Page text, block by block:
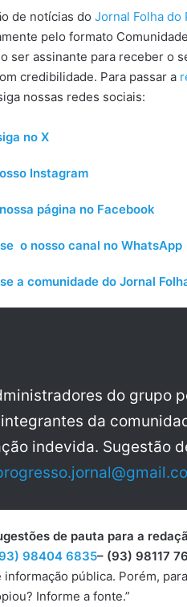
de notícias do Jornal Folha do
pelo formato
ser assinante para receber o
credibilidade. Para passar a
nossas redes sociais:
no X
Instagram
página no Facebook
o nosso canal no WhatsApp
a comunidade do Jornal
do grupo
da
indevida. Sugestão
de pauta para a
98404 6835– (93) 98117
informação pública. Porém,
Informe a fonte.”